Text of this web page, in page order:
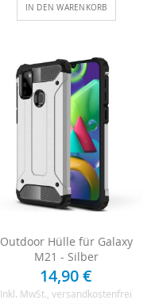
IN DEN WARENKORB
Outdoor Hülle für Galaxy
M21 - Silber
14,90 €
Inkl. MwSt. , versandkostenfrei